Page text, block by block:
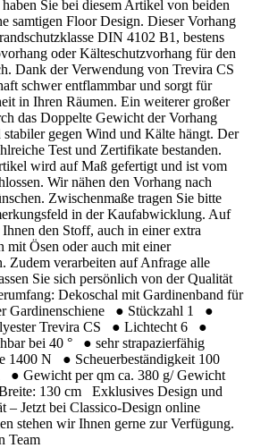
Sie bei diesem Artikel von beiden
samtigen Floor Design. Dieser Vorhang
DIN 4102 B1, bestens
oder Kälteschutzvorhang für den
Dank der Verwendung von Trevira CS
schwer entflammbar und sorgt für
in Ihren Räumen. Ein weiterer großer
das Doppelte Gewicht der Vorhang
stabiler gegen Wind und Kälte hängt. Der
Test und Zertifikate bestanden.
wird auf Maß gefertigt und ist vom
Wir nähen den Vorhang nach
Zwischenmaße tragen Sie bitte
in der Kaufabwicklung. Auf
den Stoff, auch in einer extra
mit Ösen oder auch mit einer
Zudem verarbeiten auf Anfrage alle
Sie sich persönlich von der Qualität
Dekoschal mit Gardinenband für
Gardinenschiene ● Stückzahl 1 ●
Trevira CS ● Lichtecht 6 ●
bei 40 ° ● sehr strapazierfähig
1400 N ● Scheuerbeständigkeit 100
● Gewicht per qm ca. 380 g/ Gewicht
130 cm Exklusives Design und
– Jetzt bei Classico-Design online
stehen wir Ihnen gerne zur Verfügung.
Team